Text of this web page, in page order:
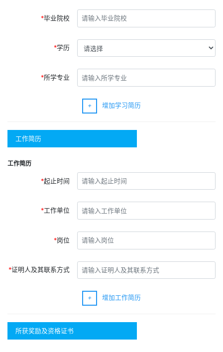
毕业院校
学历
所学专业
+ 增加学习简历
工作简历
工作简历
起止时间
工作单位
岗位
证明人及其联系方式
+ 增加工作简历
所获奖励及资格证书